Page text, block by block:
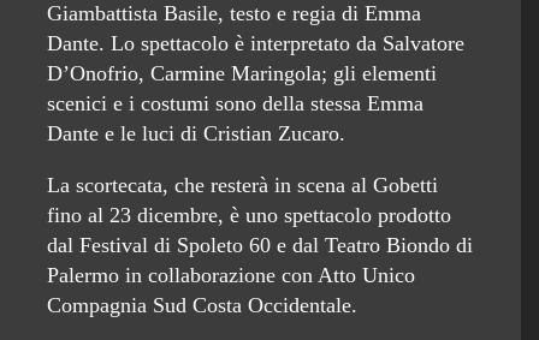
Giambattista Basile, testo e regia di Emma
Dante. Lo spettacolo è interpretato da Salvatore
D’Onofrio, Carmine Maringola; gli elementi
scenici e i costumi sono della stessa Emma
Dante e le luci di Cristian Zucaro.
La scortecata, che resterà in scena al Gobetti
fino al 23 dicembre, è uno spettacolo prodotto
dal Festival di Spoleto 60 e dal Teatro Biondo di
Palermo in collaborazione con Atto Unico
Compagnia Sud Costa Occidentale.